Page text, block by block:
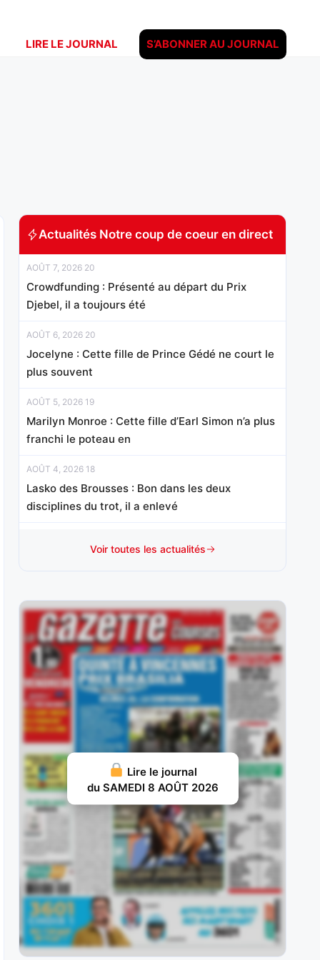
LIRE LE JOURNAL S’ABONNER AU JOURNAL
Actualités Notre coup de coeur en direct
AOÛT 7, 2026 20
Crowdfunding : Présenté au départ du Prix
Djebel, il a toujours été
AOÛT 6, 2026 20
Jocelyne : Cette fille de Prince Gédé ne court le
plus souvent
AOÛT 5, 2026 19
Marilyn Monroe : Cette fille d’Earl Simon n’a plus
franchi le poteau en
AOÛT 4, 2026 18
Lasko des Brousses : Bon dans les deux
disciplines du trot, il a enlevé
Anssio : Vainqueur de son handicap mi-octobre
AOÛT 1, 2026 15
Mister Chang : Révélé d’emblée à ce niveau à 3
ans, sur le
JUILLET 31, 2026 20
Nelliedonado : Programmée pour les handicaps,
elle a débuté par une probante
JUILLET 29, 2026 19
Ram Sea : Acheté aux ventes au prix fort en vue
d’une carrière
JUILLET 28, 2026 18
Ivrig Viking : Vainqueur de semi-classique sous
la selle pour le compte de
JUILLET 26, 2026 16
Vol d’Argent : Façonné pour les handicaps, il y a
fait preuve d’une
JUILLET 25, 2026 15
Voir toutes les actualités
Lire le journal
du SAMEDI 8 AOÛT 2026